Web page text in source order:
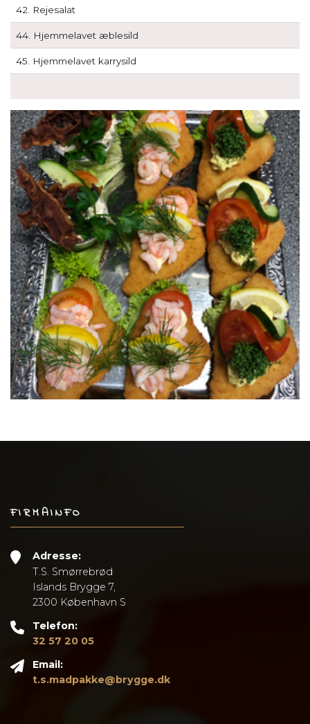
42. Rejesalat
44. Hjemmelavet æblesild
45. Hjemmelavet karrysild
FIRMAINFO
Adresse:
T.S. Smørrebrød
Islands Brygge 7,
2300 København S
Telefon:
32 57 20 05
Email:
t.s.madpakke@brygge.dk